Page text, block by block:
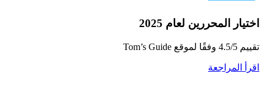
اختيار المحررين لعام 2025
تقييم 4.5/5 وفقًا لموقع Tom’s Guide
اقرأ المراجعة